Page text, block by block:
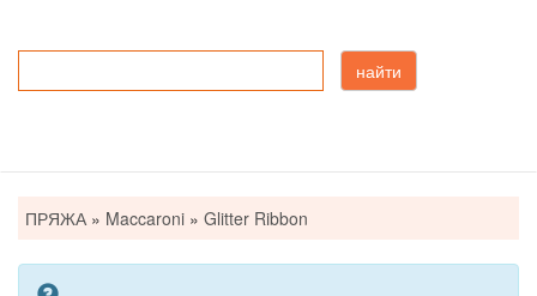
найти
здесь
ПРЯЖА » Maccaroni » Glitter Ribbon